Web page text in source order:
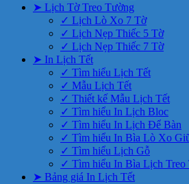
➤ Lịch Tờ Treo Tường
✓ Lịch Lò Xo 7 Tờ
✓ Lịch Nẹp Thiếc 5 Tờ
✓ Lịch Nẹp Thiếc 7 Tờ
➤ In Lịch Tết
✓ Tìm hiểu Lịch Tết
✓ Mẫu Lịch Tết
✓ Thiết kế Mẫu Lịch Tết
✓ Tìm hiểu In Lịch Bloc
✓ Tìm hiểu In Lịch Để Bàn
✓ Tìm hiểu In Bìa Lò Xo
✓ Tìm hiểu Lịch Gỗ
✓ Tìm hiểu In Bìa Lịch Treo
➤ Bảng giá In Lịch Tết